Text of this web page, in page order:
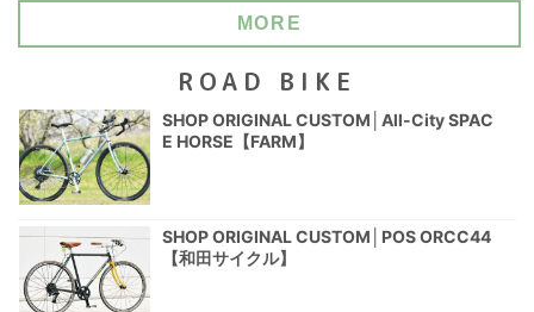
MORE
ROAD BIKE
SHOP ORIGINAL CUSTOM│All-City SPAC
E HORSE【FARM】
SHOP ORIGINAL CUSTOM│POS ORCC44
【和田サイクル】